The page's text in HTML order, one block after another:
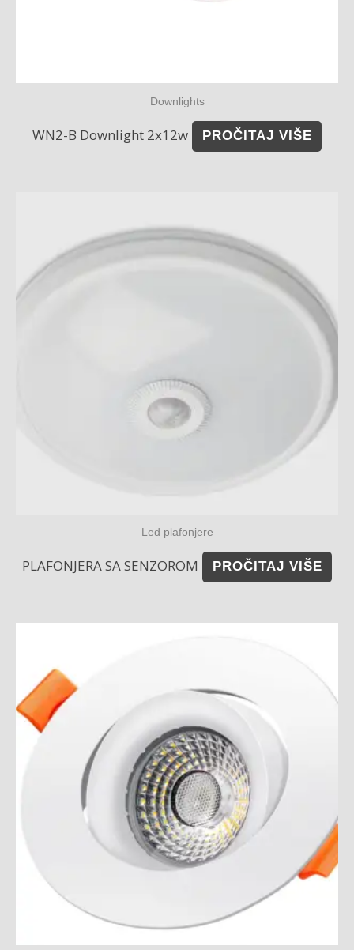
Downlights
WN2-B Downlight 2x12w PROČITAJ VIŠE
Led plafonjere
PLAFONJERA SA SENZOROM PROČITAJ VIŠE